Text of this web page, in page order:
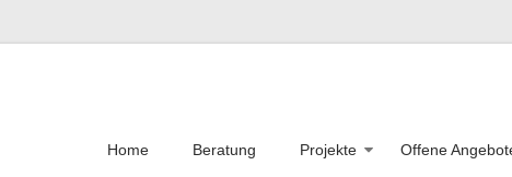
Home Beratung Projekte Offene